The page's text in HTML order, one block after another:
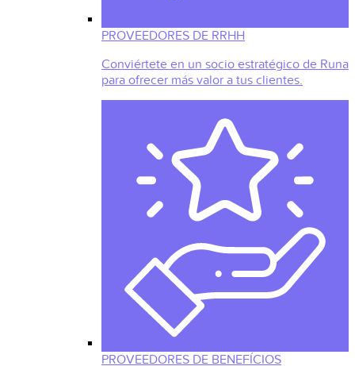
PROVEEDORES DE RRHH
Conviértete en un socio estratégico de Runa
para ofrecer más valor a tus clientes.
PROVEEDORES DE BENEFÍCIOS